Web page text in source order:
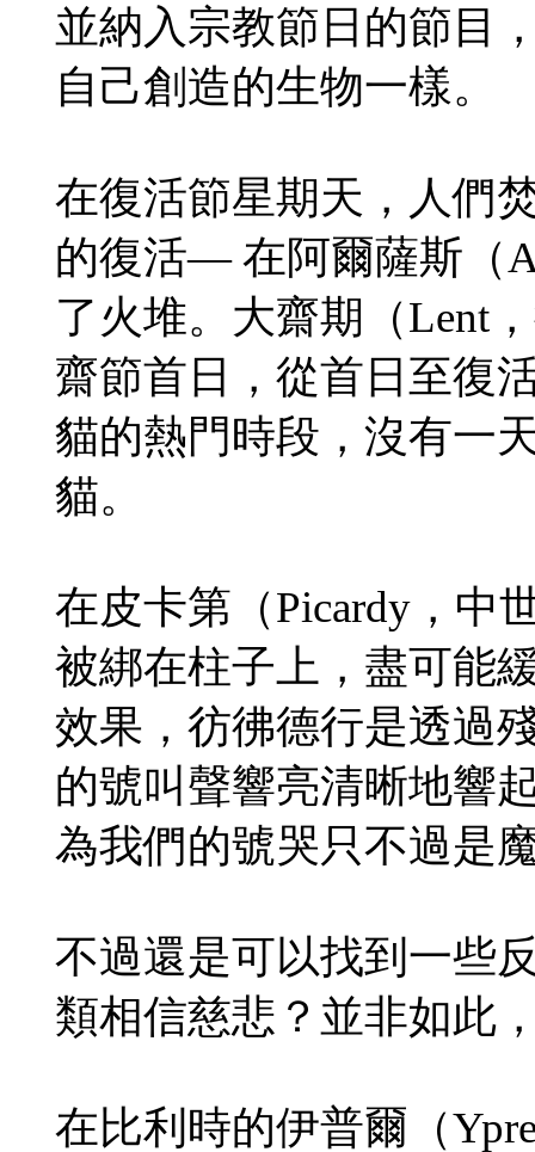
並納入宗教節日的節目
自己創造的生物一樣。
在復活節星期天，人們
的復活— 在阿爾薩斯（
了火堆。大齋期（Lent
齋節首日，從首日至復
貓的熱門時段，沒有一
貓。
在皮卡第（Picardy，中
被綁在柱子上，盡可能
效果，彷彿德行是透過
的號叫聲響亮清晰地響
為我們的號哭只不過是
不過還是可以找到一些
類相信慈悲？並非如此
在比利時的伊普爾（